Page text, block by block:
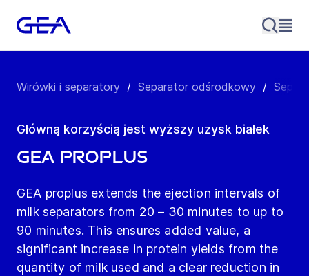
Wirówki i separatory / Separator odśrodkowy /
Główną korzyścią jest wyższy uzysk białek
GEA Proplus
GEA proplus extends the ejection intervals of
milk separators from 20 – 30 minutes to up to
90 minutes. This ensures added value, a
significant increase in protein yields from the
quantity of milk used and a clear reduction in